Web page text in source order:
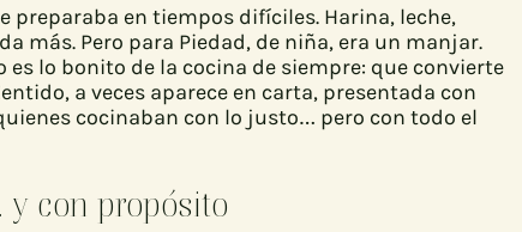
preparaba en tiempos difíciles. Harina, leche,
más. Pero para Piedad, de niña, era un manjar.
es lo bonito de la cocina de siempre: que convierte
a veces aparece en carta, presentada con
cocinaban con lo justo… pero con todo el
con propósito